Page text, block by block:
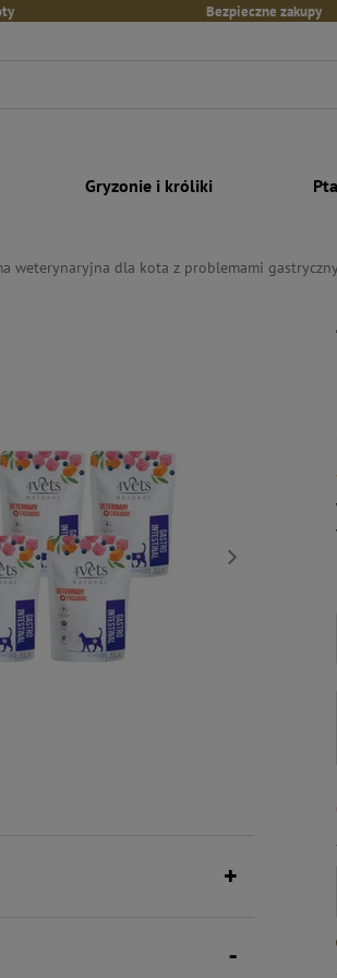
Bezpieczne zakupy
Gryzonie i króliki
weterynaryjna dla kota z problemami